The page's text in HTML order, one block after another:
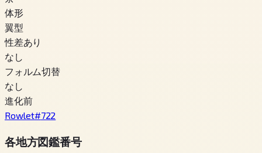
体形
翼型
性差あり
なし
フォルム切替
なし
進化前
Rowlet#722
各地方図鑑番号